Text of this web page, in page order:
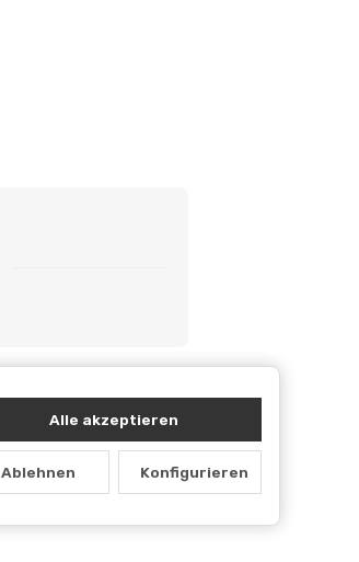
Alle akzeptieren
Ablehnen Konfigurieren